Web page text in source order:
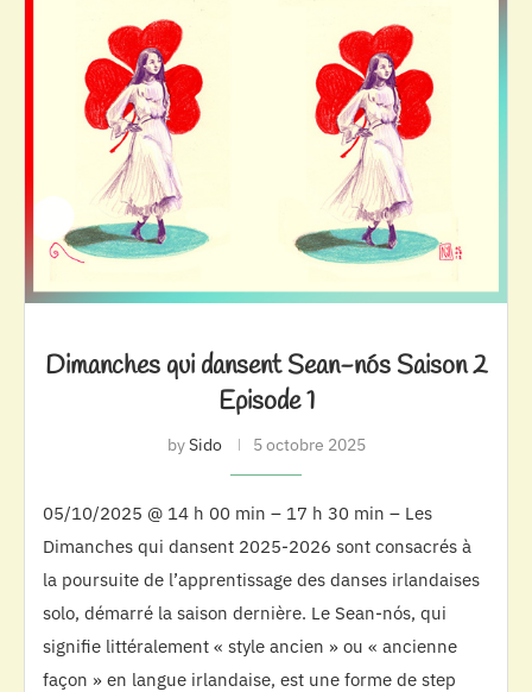
Dimanches qui dansent Sean-nós Saison 2
Episode 1
bySido 5 octobre 2025
05/10/2025 @ 14 h 00 min – 17 h 30 min – Les
Dimanches qui dansent 2025-2026 sont consacrés à
la poursuite de l’apprentissage des danses irlandaises
solo, démarré la saison dernière. Le Sean-nós, qui
signifie littéralement « style ancien » ou « ancienne
façon » en langue irlandaise, est une forme de step